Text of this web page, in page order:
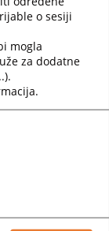
o sesiji
mogla
za dodatne